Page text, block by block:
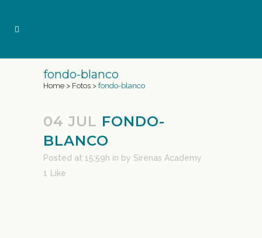
fondo-blanco
Home > Fotos > fondo-blanco
04 JUL FONDO-
BLANCO
Posted at 15:59h in by Sirenas Academy
1
Like